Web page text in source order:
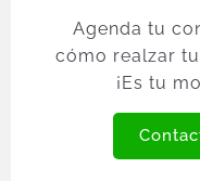
Agenda tu
cómo realzar
¡Es tu